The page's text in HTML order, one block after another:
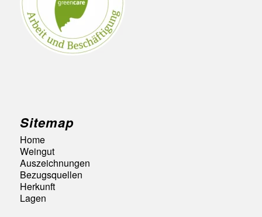
Sitemap
Home
Weingut
Auszeichnungen
Bezugsquellen
Herkunft
Lagen